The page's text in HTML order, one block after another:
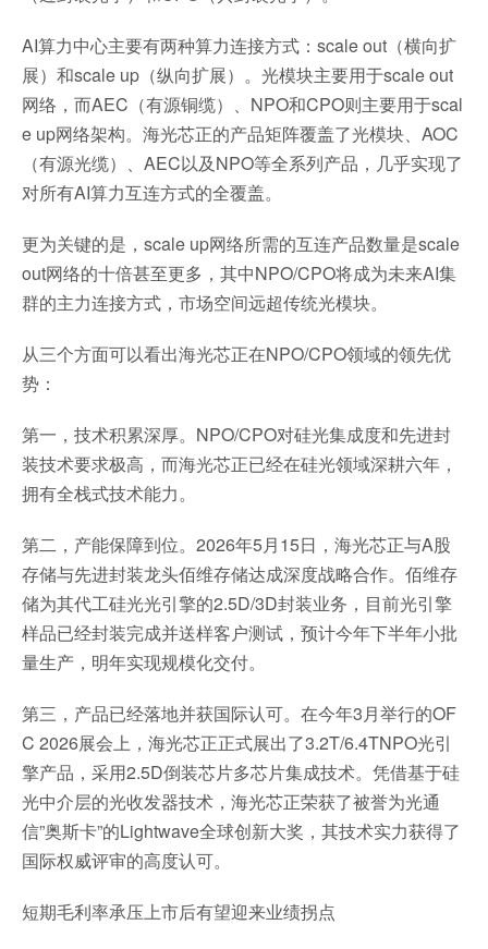
AI算力中心主要有两种算力连接方式：scale out（横向扩
展）和scale up（纵向扩展）。光模块主要用于scale out
网络，而AEC（有源铜缆）、NPO和CPO则主要用于scal
e up网络架构。海光芯正的产品矩阵覆盖了光模块、AOC
（有源光缆）、AEC以及NPO等全系列产品，几乎实现了
对所有AI算力互连方式的全覆盖。
更为关键的是，scale up网络所需的互连产品数量是scale
out网络的十倍甚至更多，其中NPO/CPO将成为未来AI集
群的主力连接方式，市场空间远超传统光模块。
从三个方面可以看出海光芯正在NPO/CPO领域的领先优
势：
第一，技术积累深厚。NPO/CPO对硅光集成度和先进封
装技术要求极高，而海光芯正已经在硅光领域深耕六年，
拥有全栈式技术能力。
第二，产能保障到位。2026年5月15日，海光芯正与A股
存储与先进封装龙头佰维存储达成深度战略合作。佰维存
储为其代工硅光光引擎的2.5D/3D封装业务，目前光引擎
样品已经封装完成并送样客户测试，预计今年下半年小批
量生产，明年实现规模化交付。
第三，产品已经落地并获国际认可。在今年3月举行的OF
C 2026展会上，海光芯正正式展出了3.2T/6.4TNPO光引
擎产品，采用2.5D倒装芯片多芯片集成技术。凭借基于硅
光中介层的光收发器技术，海光芯正荣获了被誉为光通
信”奥斯卡”的Lightwave全球创新大奖，其技术实力获得了
国际权威评审的高度认可。
短期毛利率承压上市后有望迎来业绩拐点